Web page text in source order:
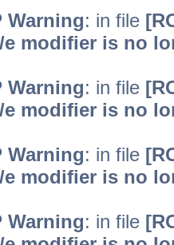
Warning: in file
e modifier is no
Warning: in file
e modifier is no
Warning: in file
e modifier is no
Warning: in file